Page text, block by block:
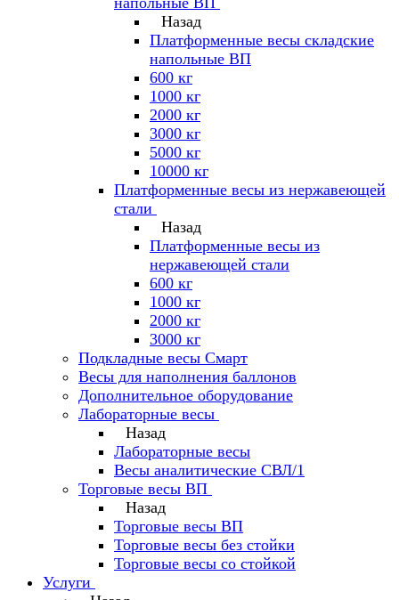
Назад
Платформенные весы складские
напольные ВП
600 кг
1000 кг
2000 кг
3000 кг
5000 кг
10000 кг
Платформенные весы из нержавеющей
стали
Назад
Платформенные весы из
нержавеющей стали
600 кг
1000 кг
2000 кг
3000 кг
Подкладные весы Смарт
Весы для наполнения баллонов
Дополнительное оборудование
Лабораторные весы
Назад
Лабораторные весы
Весы аналитические СВЛ/1
Торговые весы ВП
Назад
Торговые весы ВП
Торговые весы без стойки
Торговые весы со стойкой
Услуги